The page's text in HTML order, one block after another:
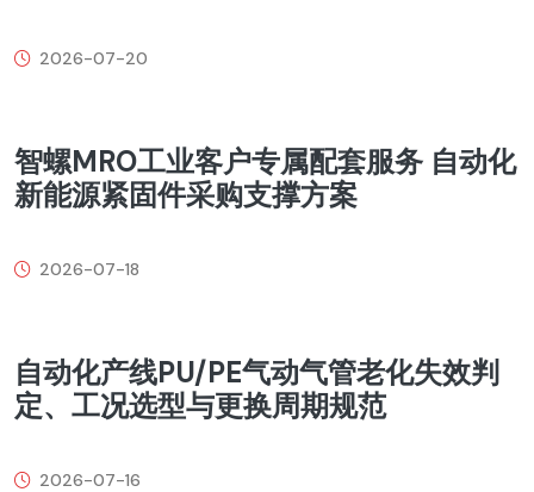
2026-07-20
智螺MRO工业客户专属配套服务 自动化
新能源紧固件采购支撑方案
2026-07-18
自动化产线PU/PE气动气管老化失效判
定、工况选型与更换周期规范
2026-07-16